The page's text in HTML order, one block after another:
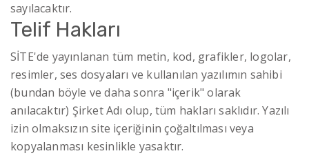
sayılacaktır.
Telif Hakları
SİTE'de yayınlanan tüm metin, kod, grafikler, logolar,
resimler, ses dosyaları ve kullanılan yazılımın sahibi
(bundan böyle ve daha sonra "içerik" olarak
anılacaktır) Şirket Adı olup, tüm hakları saklıdır. Yazılı
izin olmaksızın site içeriğinin çoğaltılması veya
kopyalanması kesinlikle yasaktır.